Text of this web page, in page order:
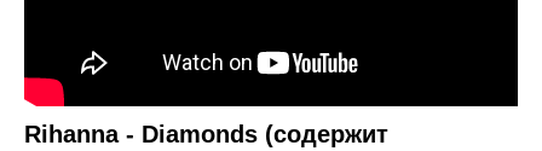
Rihanna - Diamonds (содержит